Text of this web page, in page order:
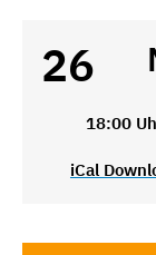
26
18:00
iCal